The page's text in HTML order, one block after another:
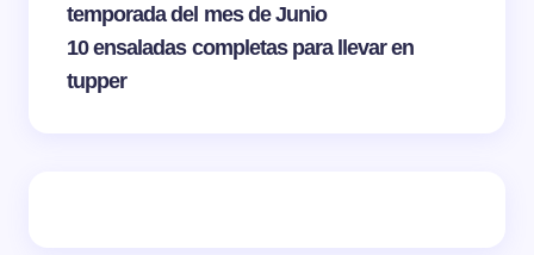
temporada del mes de Junio
10 ensaladas completas para llevar en
tupper